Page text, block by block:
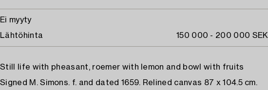
Ei myyty
Lähtöhinta
150 000 - 200 000 SEK
Still life with pheasant, roemer with lemon and bowl with fruits
Signed M. Simons. f. and dated 1659. Relined canvas 87 x 104.5 cm.